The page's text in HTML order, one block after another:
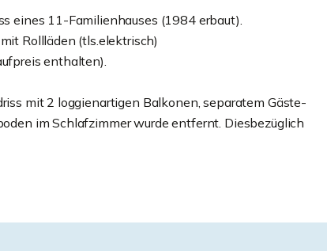
eines 11-Familienhauses (1984 erbaut).
Rollläden (tls.elektrisch)
enthalten).
mit 2 loggienartigen Balkonen, separatem Gäste-
im Schlafzimmer wurde entfernt. Diesbezüglich